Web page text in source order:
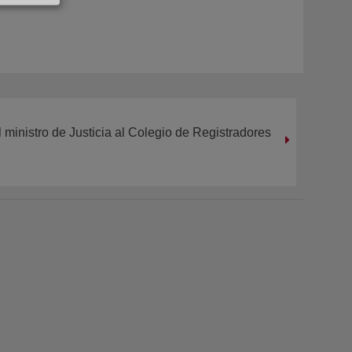
ministro de Justicia al Colegio de Registradores